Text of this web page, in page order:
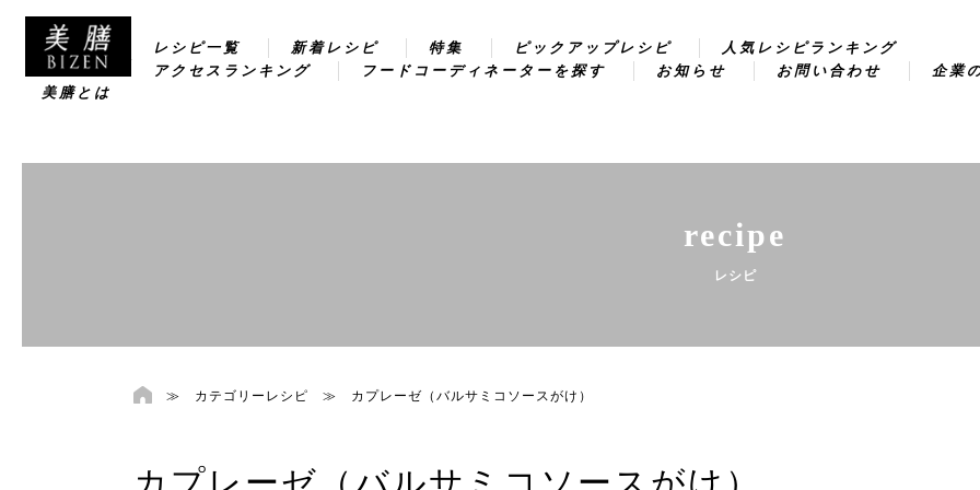
美膳とは
レシピ一覧 新着レシピ 特集 ピックアップレシピ
人気レシピランキング
アクセスランキング
フードコーディネーターを探す お知らせ お問い合わせ 企業
recipe
レシピ
≫ カテゴリーレシピ ≫ カプレーゼ（バルサミコソースがけ）